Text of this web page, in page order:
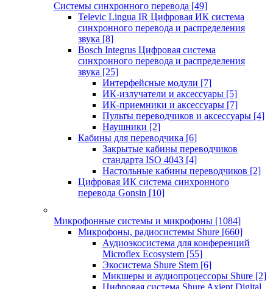
Системы синхронного перевода [49]
Televic Lingua IR Цифровая ИК система
синхронного перевода и распределения
звука [8]
Bosch Integrus Цифровая система
синхронного перевода и распределения
звука [25]
Интерфейсные модули [7]
ИК-излучатели и аксессуары [5]
ИК-приемники и аксессуары [7]
Пульты переводчиков и аксессуары [4]
Наушники [2]
Кабины для переводчика [6]
Закрытые кабины переводчиков
стандарта ISO 4043 [4]
Настольные кабины переводчиков [2]
Цифровая ИК система синхронного
перевода Gonsin [10]
Микрофонные системы и микрофоны [1084]
Микрофоны, радиосистемы Shure [660]
Аудиоэкосистема для конференций
Microflex Ecosystem [55]
Экосистема Shure Stem [6]
Микшеры и аудиопроцессоры Shure [2]
Цифровая система Shure Axient Digital